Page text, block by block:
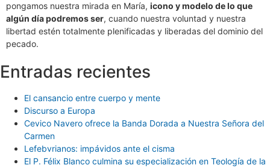
pongamos nuestra mirada en María, icono y modelo de lo que
algún día podremos ser, cuando nuestra voluntad y nuestra
libertad estén totalmente plenificadas y liberadas del dominio del
pecado.
Entradas recientes
El cansancio entre cuerpo y mente
Discurso a Europa
Cevico Navero ofrece la Banda Dorada a Nuestra Señora del
Carmen
Lefebvrianos: impávidos ante el cisma
El P. Félix Blanco culmina su especialización en Teología de la